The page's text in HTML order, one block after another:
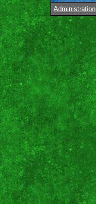
Administration